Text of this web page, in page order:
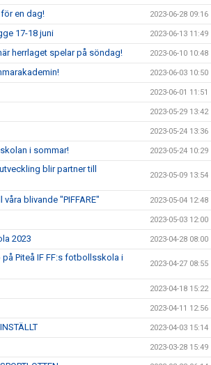
en dag! 2023-06-28 09:16
17-18 juni 2023-06-13 11:49
herrlaget spelar på söndag! 2023-06-10 10:48
2023-06-03 10:50
2023-06-01 11:51
2023-05-29 13:42
2023-05-24 13:36
i sommar! 2023-05-24 10:29
blir partner till
2023-05-09 13:54
blivande "PIFFARE" 2023-05-04 12:48
2023-05-03 12:00
2023 2023-04-28 08:00
Piteå IF FF:s fotbollsskola i
2023-04-27 08:55
2023-04-18 15:22
2023-04-11 12:56
2023-04-03 15:14
2023-03-28 15:49